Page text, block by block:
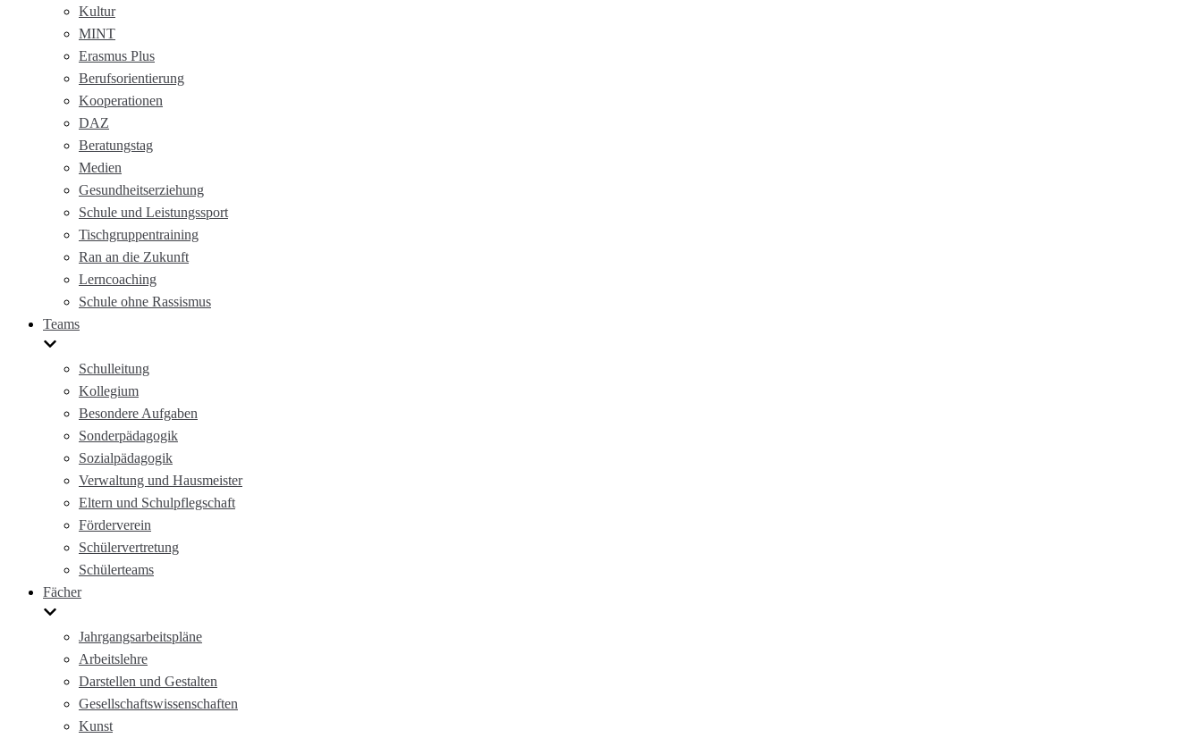
Kultur
MINT
Erasmus Plus
Berufsorientierung
Kooperationen
DAZ
Beratungstag
Medien
Gesundheitserziehung
Schule und Leistungssport
Tischgruppentraining
Ran an die Zukunft
Lerncoaching
Schule ohne Rassismus
Teams
Schulleitung
Kollegium
Besondere Aufgaben
Sonderpädagogik
Sozialpädagogik
Verwaltung und Hausmeister
Eltern und Schulpflegschaft
Förderverein
Schülervertretung
Schülerteams
Fächer
Jahrgangsarbeitspläne
Arbeitslehre
Darstellen und Gestalten
Gesellschaftswissenschaften
Kunst